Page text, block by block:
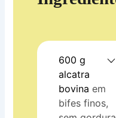
600 g
alcatra
bovina em
bifes finos,